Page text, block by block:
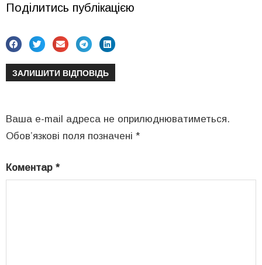
Поділитись публікацією
ЗАЛИШИТИ ВІДПОВІДЬ
Ваша e-mail адреса не оприлюднюватиметься.
Обов’язкові поля позначені *
Коментар *